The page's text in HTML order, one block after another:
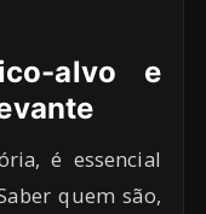
alvo e
é essencial
quem são,